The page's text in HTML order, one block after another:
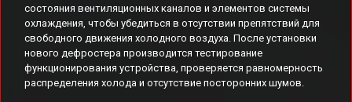
состояния вентиляционных каналов и элементов системы
охлаждения, чтобы убедиться в отсутствии препятствий для
свободного движения холодного воздуха. После установки
нового дефростера производится тестирование
функционирования устройства, проверяется равномерность
распределения холода и отсутствие посторонних шумов.